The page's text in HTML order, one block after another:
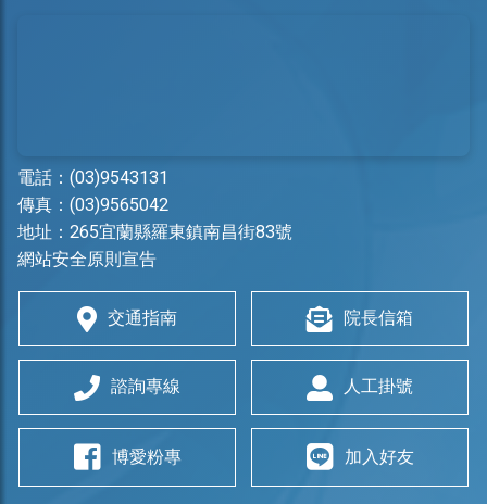
電話： (03)9543131
傳真：(03)9565042
地址： 265宜蘭縣羅東鎮南昌街83號
網站安全原則宣告
交通指南 院長信箱
諮詢專線 人工掛號
博愛粉專 加入好友